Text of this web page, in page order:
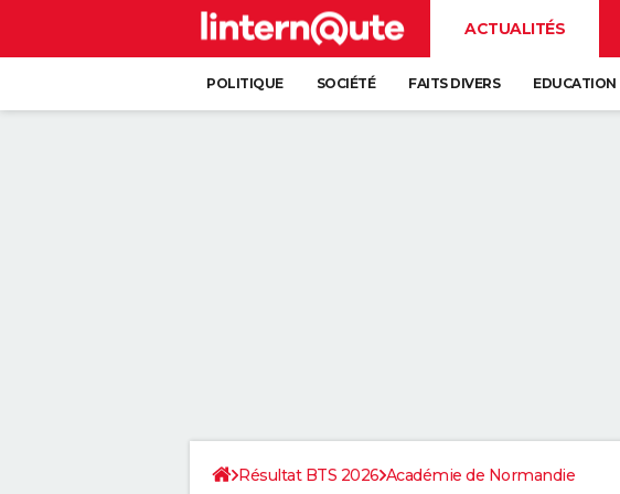
ACTUALITÉS
POLITIQUE SOCIÉTÉ FAITS DIVERS EDUCATION
Résultat BTS 2026 Académie de Normandie